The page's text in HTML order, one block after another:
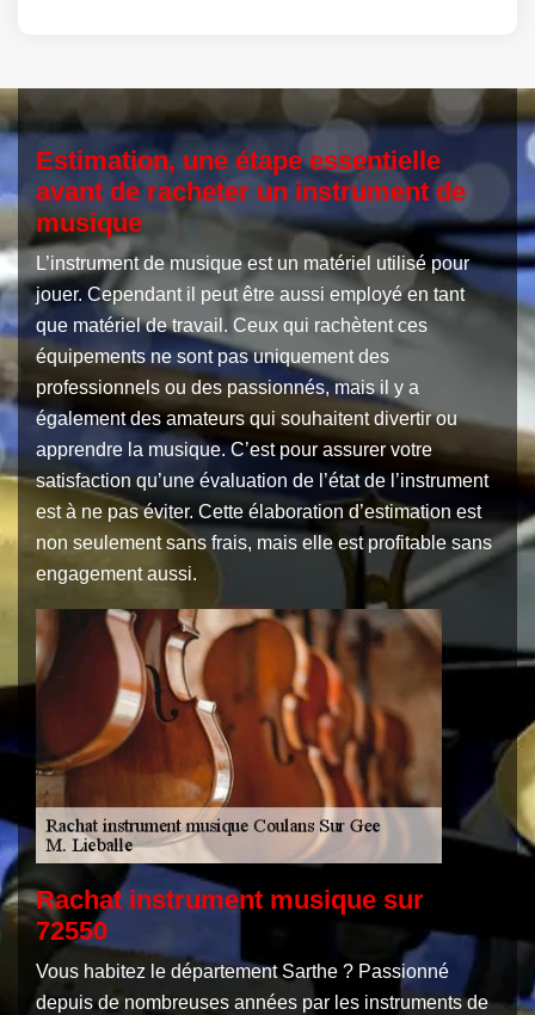
Estimation, une étape essentielle
avant de racheter un instrument de
musique
L’instrument de musique est un matériel utilisé pour
jouer. Cependant il peut être aussi employé en tant
que matériel de travail. Ceux qui rachètent ces
équipements ne sont pas uniquement des
professionnels ou des passionnés, mais il y a
également des amateurs qui souhaitent divertir ou
apprendre la musique. C’est pour assurer votre
satisfaction qu’une évaluation de l’état de l’instrument
est à ne pas éviter. Cette élaboration d’estimation est
non seulement sans frais, mais elle est profitable sans
engagement aussi.
Rachat instrument musique sur
72550
Vous habitez le département Sarthe ? Passionné
depuis de nombreuses années par les instruments de